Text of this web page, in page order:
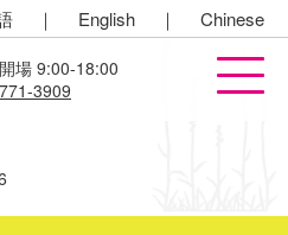
｜ English ｜ Chinese
場 9:00-18:00
3909